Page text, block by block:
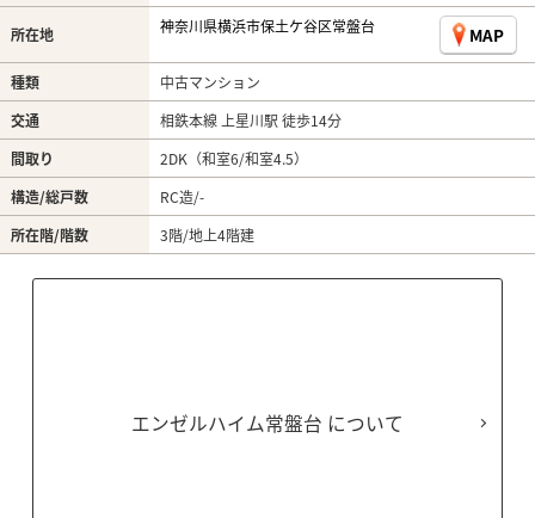
所在地 神奈川県横浜市保土ケ谷区常盤台 MAP
種類
中古マンション
交通
相鉄本線 上星川駅 徒歩14分
間取り
2DK（和室6/和室4.5）
構造/総戸数
RC造/-
所在階/階数
3階/地上4階建
エンゼルハイム常盤台